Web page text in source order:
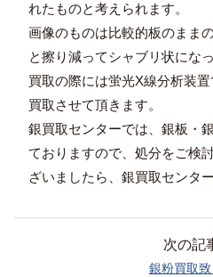
れたものと考えられます。
画像のものは比較的板のまま
と擦り減ってシャブリ状にな
買取の際には蛍光X線分析装
買取させて頂きます。
銀買取センターでは、銀板・
ておりますので、処分をご検
ざいましたら、銀買取センタ
次の記
銀粉買取